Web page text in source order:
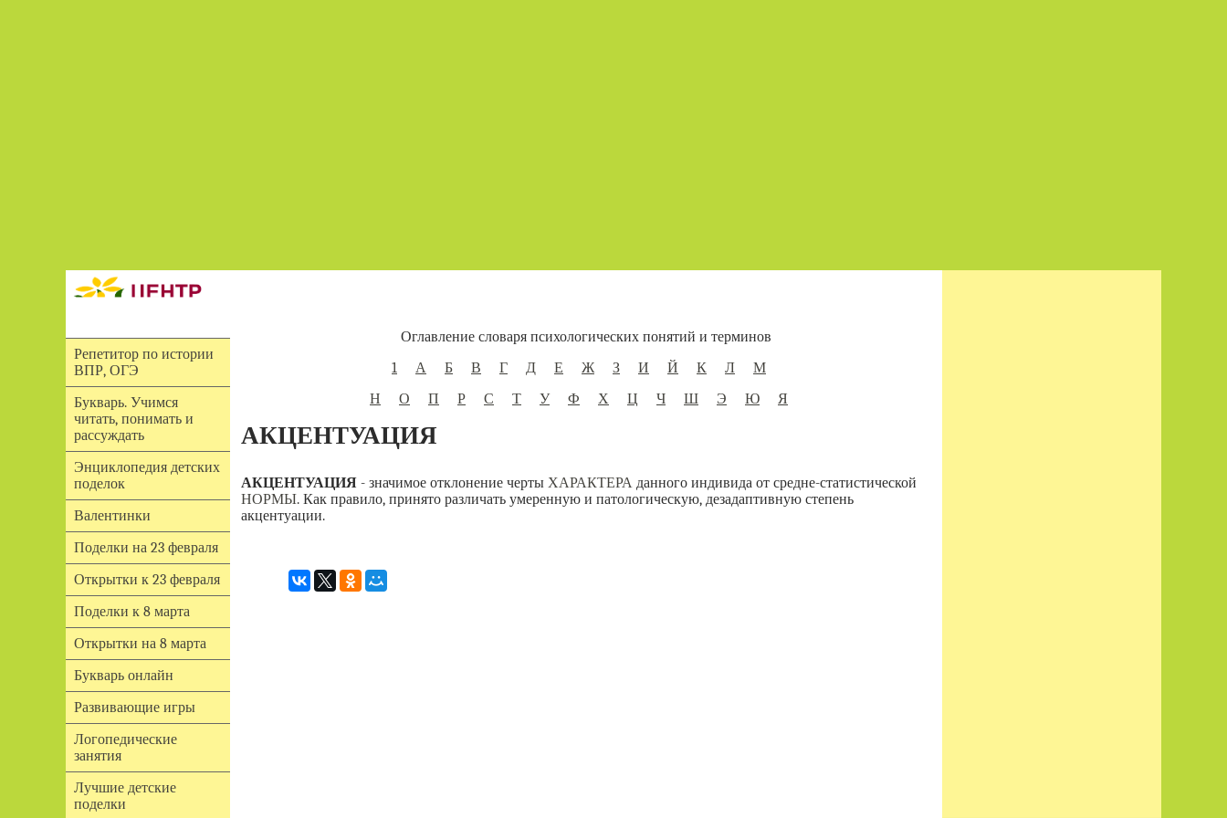
Репетитор по истории
ВПР, ОГЭ
Букварь. Учимся
читать, понимать и
рассуждать
Энциклопедия детских
поделок
Валентинки
Поделки на 23 февраля
Открытки к 23 февраля
Поделки к 8 марта
Открытки на 8 марта
Букварь онлайн
Развивающие игры
Логопедические
занятия
Лучшие детские
поделки
Оглавление словаря психологических понятий и терминов
1
А Б В Г Д Е Ж З И Й К Л
М
Н
О П Р С Т У Ф Х Ц Ч Ш Э Ю Я
АКЦЕНТУАЦИЯ
АКЦЕНТУАЦИЯ- значимое отклонение черты ХАРАКТЕРАданного индивида от средне-статистической
НОРМЫ. Как правило, принято различать умеренную и патологическую, дезадаптивную степень
акцентуации.